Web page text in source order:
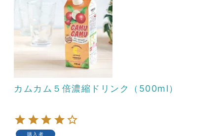
カムカム５倍濃縮ドリンク（500ml）
購入者